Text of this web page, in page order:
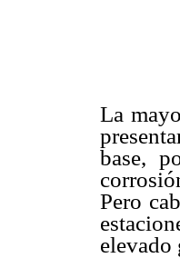
La
base,
Pero